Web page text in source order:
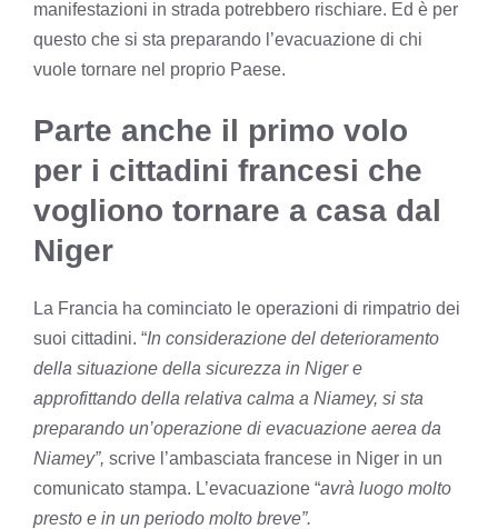
manifestazioni in strada potrebbero rischiare. Ed è per
questo che si sta preparando l’evacuazione di chi
vuole tornare nel proprio Paese.
Parte anche il primo volo
per i cittadini francesi che
vogliono tornare a casa dal
Niger
La Francia ha cominciato le operazioni di rimpatrio dei
suoi cittadini. “In considerazione del deterioramento
della situazione della sicurezza in Niger e
approfittando della relativa calma a Niamey, si sta
preparando un’operazione di evacuazione aerea da
Niamey”, scrive l’ambasciata francese in Niger in un
comunicato stampa. L’evacuazione “avrà luogo molto
presto e in un periodo molto breve”.